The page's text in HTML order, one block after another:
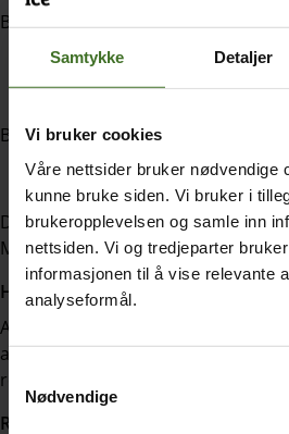
Samtykke Detaljer
Vi bruker cookies
Våre nettsider bruker nødvendige
kunne bruke siden. Vi bruker i
brukeropplevelsen og samle inn
nettsiden. Vi og tredjeparter
informasjonen til å vise relevante
analyseformål.
Nødvendige
Benyttes om du ønsker å angre
Angre kjøp av MobilBytte.Fyll
1ogangreskjema 2.
Benyttes om du ønsker å angre
Angre kjøp av Mobilt
Dette skjemaet benyttes om du
Mobilt Bredbånd med tilhørende
Hvordan levere tilbake varen?
Angreretten forutsetter at du
at du mottar leveransen gir oss
returnerte varene må pakkes inn
Retur av utstyr: